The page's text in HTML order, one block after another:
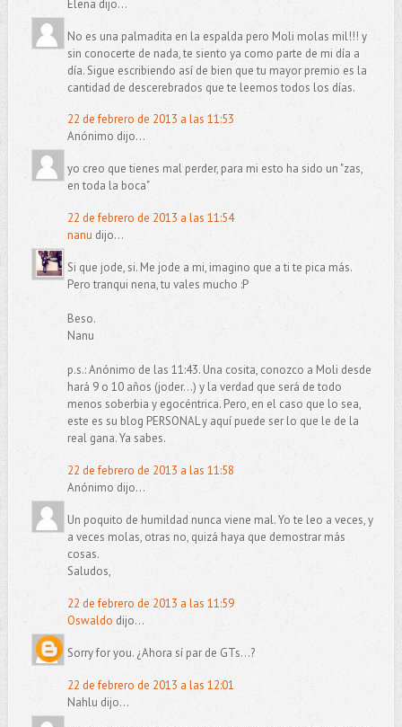
Elena dijo...
No es una palmadita en la espalda pero Moli molas mil!!! y
sin conocerte de nada, te siento ya como parte de mi día a
día. Sigue escribiendo así de bien que tu mayor premio es la
cantidad de descerebrados que te leemos todos los días.
22 de febrero de 2013 a las 11:53
Anónimo dijo...
yo creo que tienes mal perder, para mi esto ha sido un "zas,
en toda la boca"
22 de febrero de 2013 a las 11:54
nanu dijo...
Si que jode, si. Me jode a mi, imagino que a ti te pica más.
Pero tranqui nena, tu vales mucho :P
Beso.
Nanu
p.s.: Anónimo de las 11:43. Una cosita, conozco a Moli desde
hará 9 o 10 años (joder...) y la verdad que será de todo
menos soberbia y egocéntrica. Pero, en el caso que lo sea,
este es su blog PERSONAL y aquí puede ser lo que le de la
real gana. Ya sabes.
22 de febrero de 2013 a las 11:58
Anónimo dijo...
Un poquito de humildad nunca viene mal. Yo te leo a veces, y
a veces molas, otras no, quizá haya que demostrar más
cosas.
Saludos,
22 de febrero de 2013 a las 11:59
Oswaldo dijo...
Sorry for you. ¿Ahora sí par de GTs...?
22 de febrero de 2013 a las 12:01
Nahlu dijo...